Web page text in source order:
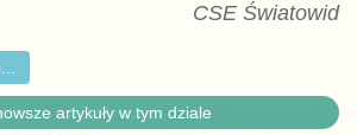
CSE Światowid
artykuły w tym dziale